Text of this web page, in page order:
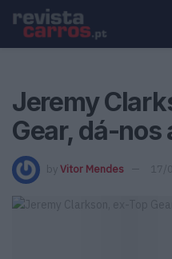
Jeremy
Gear, dá-nos
by Vitor Mendes 17/